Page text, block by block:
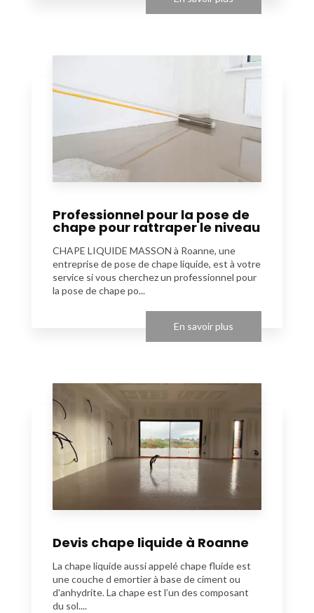
Professionnel pour la pose de
chape pour rattraper le niveau
CHAPE LIQUIDE MASSON à Roanne, une
entreprise de pose de chape liquide, est à votre
service si vous cherchez un professionnel pour
la pose de chape po...
En savoir plus
Devis chape liquide à Roanne
La chape liquide aussi appelé chape fluide est
une couche d emortier à base de ciment ou
d'anhydrite. La chape est l’un des composant
du sol....